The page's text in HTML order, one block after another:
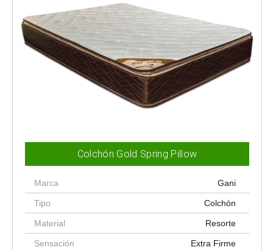
Colchón Gold Spring Pillow
Marca Gani
Tipo Colchón
Material Resorte
Sensación Extra Firme